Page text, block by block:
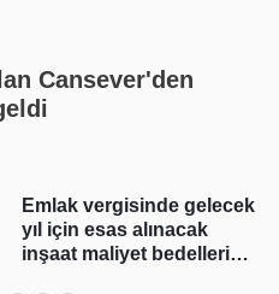
Cansever'den
Emlak vergisinde gelecek
yıl için esas alınacak
inşaat maliyet bedelleri